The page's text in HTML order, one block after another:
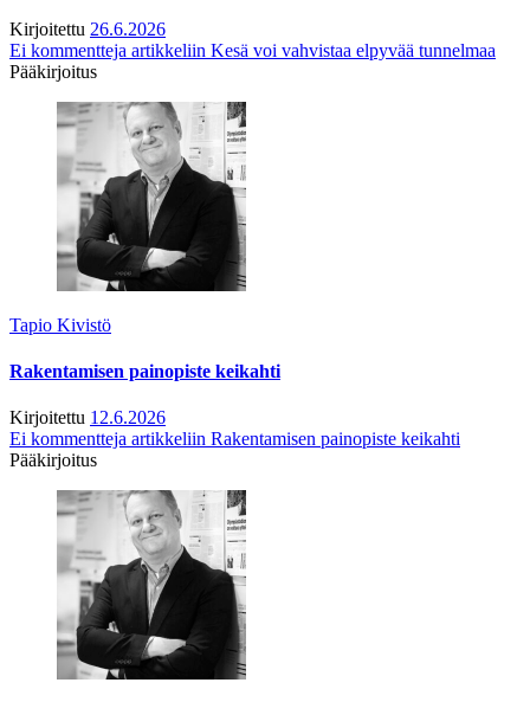
Kirjoitettu 26.6.2026
Ei kommentteja artikkeliin Kesä voi vahvistaa elpyvää tunnelmaa
Pääkirjoitus
Tapio Kivistö
Rakentamisen painopiste keikahti
Kirjoitettu 12.6.2026
Ei kommentteja artikkeliin Rakentamisen painopiste keikahti
Pääkirjoitus